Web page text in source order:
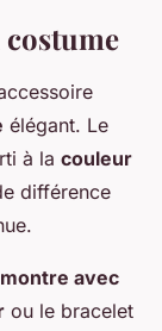
élégant. Le
à la couleur
différence
montre avec
ou le bracelet